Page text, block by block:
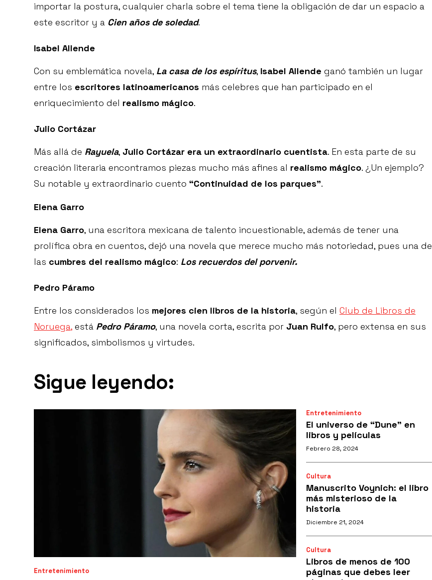
importar la postura, cualquier charla sobre el tema tiene la obligación de dar un espacio a
este escritor y a Cien años de soledad.
Isabel Allende
Con su emblemática novela, La casa de los espíritus, Isabel Allende ganó también un lugar
entre los escritores latinoamericanos más celebres que han participado en el
enriquecimiento del realismo mágico.
Julio Cortázar
Más allá de Rayuela, Julio Cortázar era un extraordinario cuentista. En esta parte de su
creación literaria encontramos piezas mucho más afines al realismo mágico. ¿Un ejemplo?
Su notable y extraordinario cuento “Continuidad de los parques”.
Elena Garro
Elena Garro, una escritora mexicana de talento incuestionable, además de tener una
prolífica obra en cuentos, dejó una novela que merece mucho más notoriedad, pues una de
las cumbres del realismo mágico: Los recuerdos del porvenir.
Pedro Páramo
Entre los considerados los mejores cien libros de la historia, según el Club de Libros de
Noruega, está Pedro Páramo, una novela corta, escrita por Juan Rulfo, pero extensa en sus
significados, simbolismos y virtudes.
Sigue leyendo:
Entretenimiento
Entretenimiento
El universo de “Dune” en
libros y películas
Febrero 28, 2024
Cultura
Manuscrito Voynich: el libro
más misterioso de la
historia
Diciembre 21, 2024
Cultura
Libros de menos de 100
páginas que debes leer